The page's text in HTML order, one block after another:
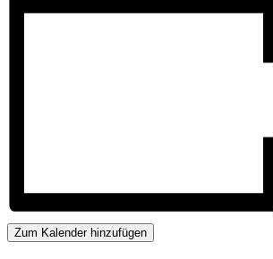
Zum Kalender hinzufügen